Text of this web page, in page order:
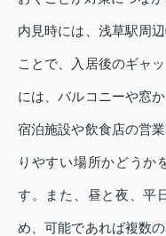
内見時には、浅草駅周
ことで、入居後のギャ
には、バルコニーや窓
宿泊施設や飲食店の営
りやすい場所かどうか
す。また、昼と夜、平
め、可能であれば複数